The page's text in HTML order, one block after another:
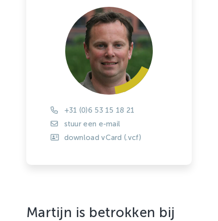
+31 (0)6 53 15 18 21
stuur een e-mail
download vCard (.vcf)
Martijn is betrokken bij